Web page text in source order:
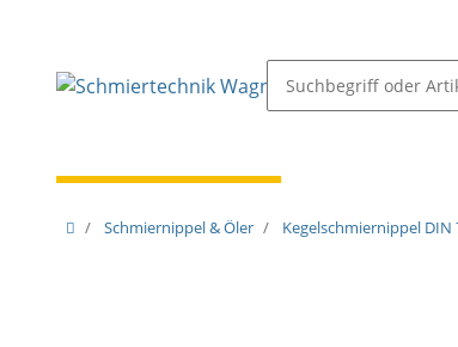
Schmiernippel & Öler Kegelschmiernippel DIN